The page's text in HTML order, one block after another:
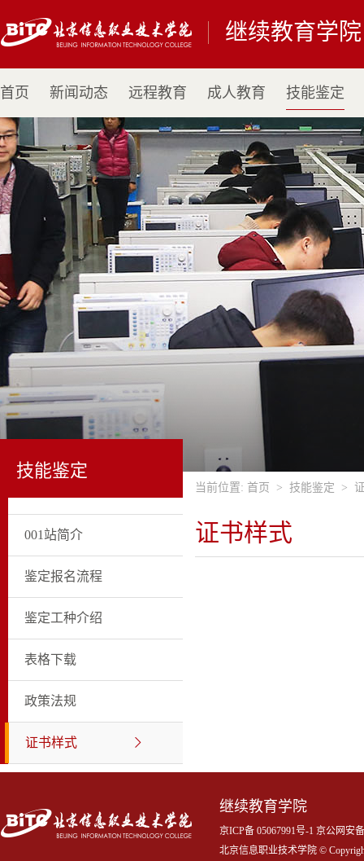
继续教育学院
首页 新闻动态 远程教育 成人教育 技能鉴定
技能鉴定
001站简介
鉴定报名流程
鉴定工种介绍
表格下载
政策法规
证书样式
当前位置: 首页 > 技能鉴定 >
证书样式
继续教育学院
京ICP备 05067991号-1 京公网安
北京信息职业技术学院 ©